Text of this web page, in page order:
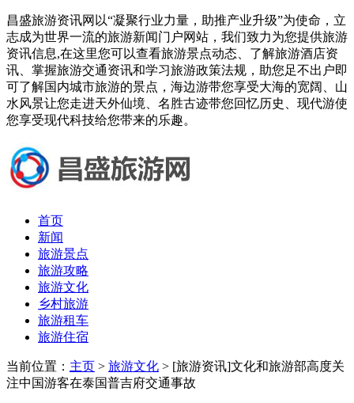
昌盛旅游资讯网以“凝聚行业力量，助推产业升级”为使命，立
志成为世界一流的旅游新闻门户网站，我们致力为您提供旅游
资讯信息,在这里您可以查看旅游景点动态、了解旅游酒店资
讯、掌握旅游交通资讯和学习旅游政策法规，助您足不出户即
可了解国内城市旅游的景点，海边游带您享受大海的宽阔、山
水风景让您走进天外仙境、名胜古迹带您回忆历史、现代游使
您享受现代科技给您带来的乐趣。
首页
新闻
旅游景点
旅游攻略
旅游文化
乡村旅游
旅游租车
旅游住宿
当前位置： 主页 > 旅游文化 > [旅游资讯]文化和旅游部高度关
注中国游客在泰国普吉府交通事故